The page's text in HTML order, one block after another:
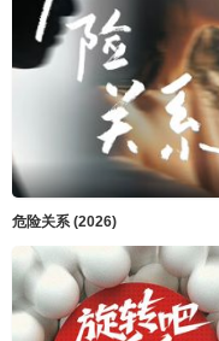
危险关系 (2026)